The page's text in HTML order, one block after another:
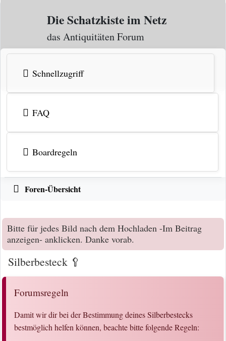
Zum Inhalt
Die Schatzkiste im Netz
das Antiquitäten Forum
Schnellzugriff
FAQ
Boardregeln
Foren-Übersicht
Bitte für jedes Bild nach dem Hochladen -Im Beitrag
anzeigen- anklicken. Danke vorab.
Silberbesteck 🥄
Forumsregeln
Damit wir dir bei der Bestimmung deines Silberbestecks
bestmöglich helfen können, beachte bitte folgende Regeln: